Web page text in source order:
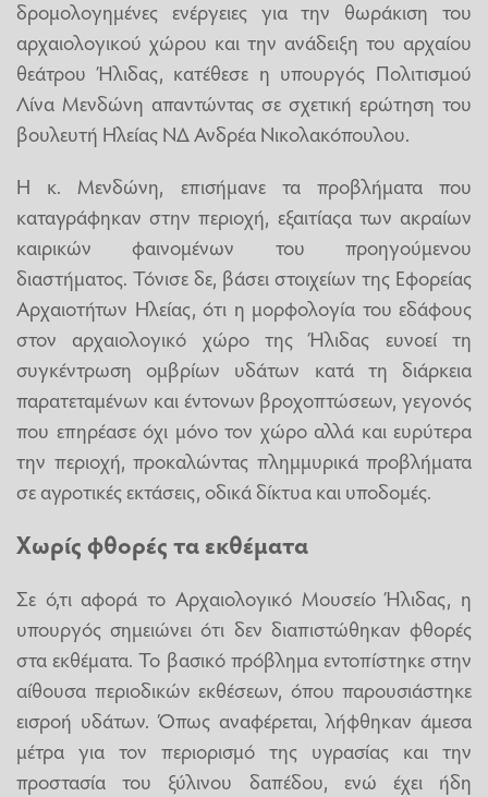
δρομολογημένες ενέργειες για την θωράκιση του
αρχαιολογικού χώρου και την ανάδειξη του αρχαίου
θεάτρου Ήλιδας, κατέθεσε η υπουργός Πολιτισμού
Λίνα Μενδώνη απαντώντας σε σχετική ερώτηση του
βουλευτή Ηλείας ΝΔ Ανδρέα Νικολακόπουλου.
Η κ. Μενδώνη, επισήμανε τα προβλήματα που
καταγράφηκαν στην περιοχή, εξαιτίαςα των ακραίων
καιρικών φαινομένων του προηγούμενου
διαστήματος. Τόνισε δε, βάσει στοιχείων της Εφορείας
Αρχαιοτήτων Ηλείας, ότι η μορφολογία του εδάφους
στον αρχαιολογικό χώρο της Ήλιδας ευνοεί τη
συγκέντρωση ομβρίων υδάτων κατά τη διάρκεια
παρατεταμένων και έντονων βροχοπτώσεων, γεγονός
που επηρέασε όχι μόνο τον χώρο αλλά και ευρύτερα
την περιοχή, προκαλώντας πλημμυρικά προβλήματα
σε αγροτικές εκτάσεις, οδικά δίκτυα και υποδομές.
Χωρίς φθορές τα εκθέματα
Σε ό,τι αφορά το Αρχαιολογικό Μουσείο Ήλιδας, η
υπουργός σημειώνει ότι δεν διαπιστώθηκαν φθορές
στα εκθέματα. Το βασικό πρόβλημα εντοπίστηκε στην
αίθουσα περιοδικών εκθέσεων, όπου παρουσιάστηκε
εισροή υδάτων. Όπως αναφέρεται, λήφθηκαν άμεσα
μέτρα για τον περιορισμό της υγρασίας και την
προστασία του ξύλινου δαπέδου, ενώ έχει ήδη